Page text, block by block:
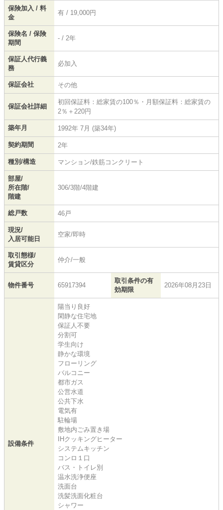
保険加入 / 料
金
有 / 19,000円
保険名 / 保険
期間
- / 2年
保証人代行義
務
必加入
保証会社 その他
保証会社詳細
初回保証料：総家賃の100％・月額保証料：総家賃の
2％＋220円
築年月 1992年 7月 (築34年)
契約期間 2年
種別/構造 マンション/鉄筋コンクリート
部屋/
所在階/
階建
306/3階/4階建
総戸数 46戸
現況/
入居可能日
空家/即時
取引態様/
賃貸区分
仲介/一般
物件番号 65917394
取引条件の有
効期限
2026年08月23日
設備条件
陽当り良好
閑静な住宅地
保証人不要
分割可
学生向け
静かな環境
フローリング
バルコニー
都市ガス
公営水道
公共下水
電気有
駐輪場
敷地内ごみ置き場
IHクッキングヒーター
システムキッチン
コンロ１口
バス・トイレ別
温水洗浄便座
洗面台
洗髪洗面化粧台
シャワー